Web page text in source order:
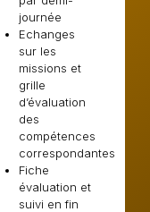
journée
Echanges
sur les
missions et
grille
d’évaluation
des
compétences
correspondantes
Fiche
évaluation et
suivi en fin